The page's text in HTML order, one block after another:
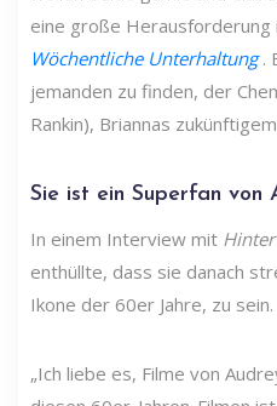
eine große
Wöchentliche Unterhaltung .
jemanden zu finden, der
Rankin), Briannas
Sie ist ein Superfan von
In einem Interview mit
enthüllte, dass sie danach
Ikone der 60er Jahre, zu sein.
„Ich liebe es, Filme von